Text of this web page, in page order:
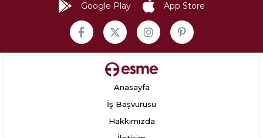
Google Play App Store
Anasayfa
İş Başvurusu
Hakkımızda